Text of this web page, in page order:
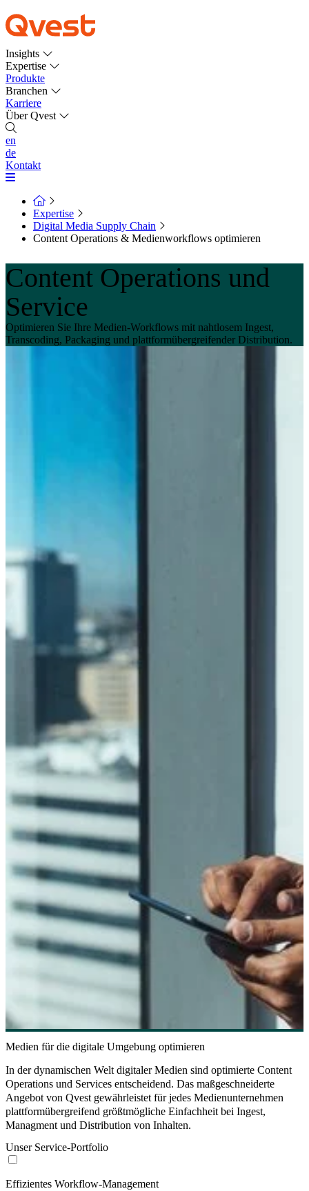
Insights
Expertise
Produkte
Branchen
Karriere
Über Qvest
en
de
Kontakt
Expertise
Digital Media Supply Chain
Content Operations & Medienworkflows optimieren
Content Operations und
Service
Optimieren Sie Ihre Medien-Workflows mit nahtlosem Ingest,
Transcoding, Packaging und plattformübergreifender Distribution.
Medien für die digitale Umgebung optimieren
In der dynamischen Welt digitaler Medien sind optimierte Content
Operations und Services entscheidend. Das maßgeschneiderte
Angebot von Qvest gewährleistet für jedes Medienunternehmen
plattformübergreifend größtmögliche Einfachheit bei Ingest,
Managment und Distribution von Inhalten.
Unser Service-Portfolio
Effizientes Workflow-Management